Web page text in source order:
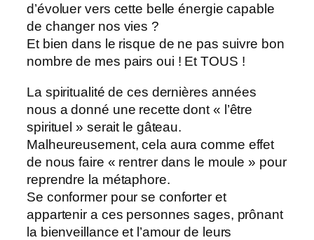
d’évoluer vers cette belle énergie capable
de changer nos vies ?
Et bien dans le risque de ne pas suivre bon
nombre de mes pairs oui ! Et TOUS !
La spiritualité de ces dernières années
nous a donné une recette dont « l’être
spirituel » serait le gâteau.
Malheureusement, cela aura comme effet
de nous faire « rentrer dans le moule » pour
reprendre la métaphore.
Se conformer pour se conforter et
appartenir a ces personnes sages, prônant
la bienveillance et l’amour de leurs